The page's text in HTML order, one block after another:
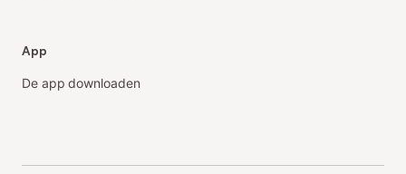
App
De app downloaden